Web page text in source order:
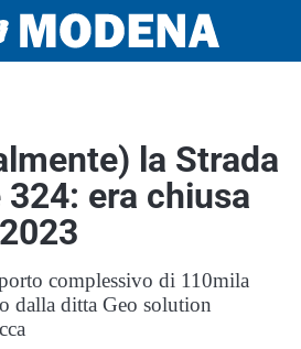
la Strada
era chiusa
complessivo di 110mila
dalla ditta Geo solution